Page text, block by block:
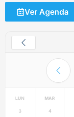
Ver Agenda
LUN
3
MAR
4